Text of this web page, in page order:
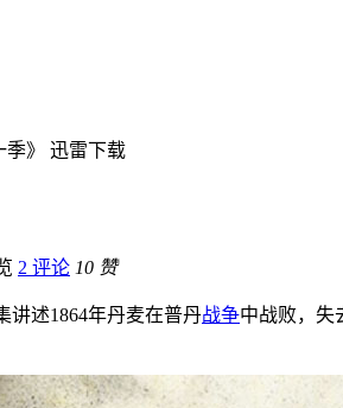
季》 迅雷下载
2 评论 10 赞
讲述1864年丹麦在普丹战争中战败，失